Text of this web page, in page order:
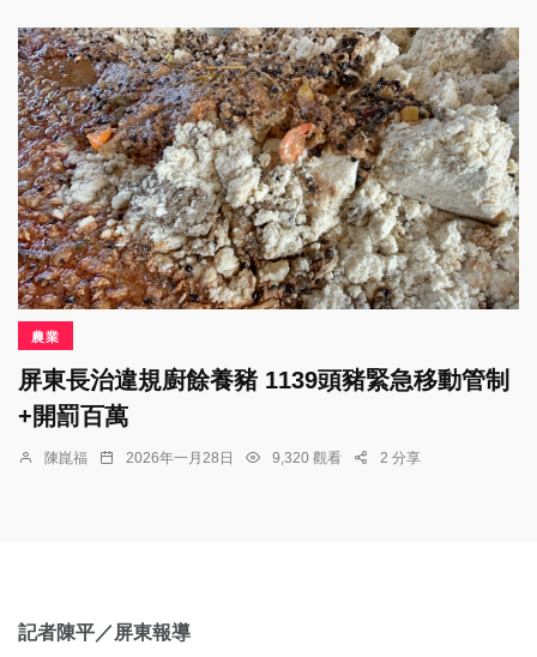
農業
屏東長治違規廚餘養豬 1139頭豬緊急移動管制
+開罰百萬
陳崑福 2026年一月28日 9,320 觀看 2 分享
記者陳平／屏東報導